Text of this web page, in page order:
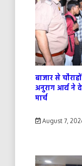
बाजार से
अनुराग आर्य ने
मार्च
August 7,